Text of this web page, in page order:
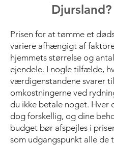
Djursland?
Prisen for at tømme et
variere afhængigt af
hjemmets størrelse og
ejendele. I nogle tilfælde,
værdigenstandene svarer til
omkostningerne ved
du ikke betale noget. Hver
dog forskellig, og dine
budget bør afspejles i
som udgangspunkt alle de